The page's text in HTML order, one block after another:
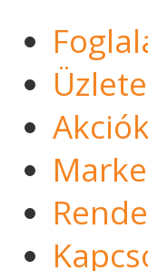
Akciók